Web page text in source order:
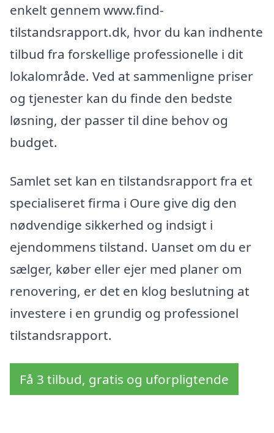
enkelt gennem www.find-
tilstandsrapport.dk, hvor du kan indhente
tilbud fra forskellige professionelle i dit
lokalområde. Ved at sammenligne priser
og tjenester kan du finde den bedste
løsning, der passer til dine behov og
budget.
Samlet set kan en tilstandsrapport fra et
specialiseret firma i Oure give dig den
nødvendige sikkerhed og indsigt i
ejendommens tilstand. Uanset om du er
sælger, køber eller ejer med planer om
renovering, er det en klog beslutning at
investere i en grundig og professionel
tilstandsrapport.
Få 3 tilbud, gratis og uforpligtende